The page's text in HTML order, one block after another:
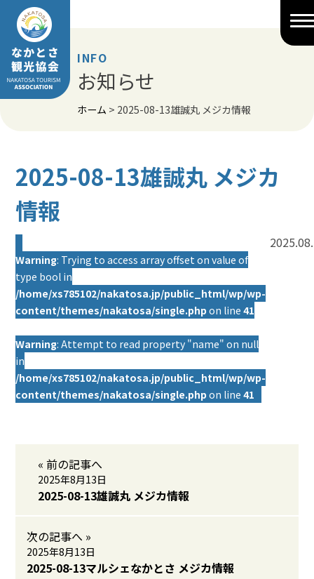
Skip
content
INFO
お知らせ
ホーム > 2025-08-13雄誠丸 メジカ情報
2025-08-13雄誠丸 メジカ
情報
Warning: Trying to access array offset on value of
type bool in
/home/xs785102/nakatosa.jp/public_html/wp/wp-
content/themes/nakatosa/single.php on line41
Warning: Attempt to read property "name" on null
in
/home/xs785102/nakatosa.jp/public_html/wp/wp-
content/themes/nakatosa/single.php on line41
« 前の記事へ
2025年8月13日
2025-08-13雄誠丸 メジカ情報
次の記事へ »
2025年8月13日
2025-08-13マルシェなかとさ メジカ情報